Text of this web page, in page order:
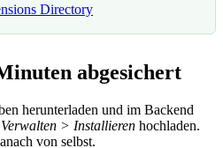
Directory
abgesichert
herunterladen und im Backend
> Installieren hochladen.
von selbst.